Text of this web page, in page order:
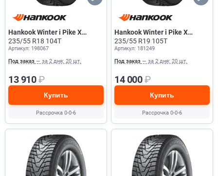
Hankook Winter i Pike X
W429A
235/55 R18 104T
Артикул: 198067
Под заказ — за 2 дня: 20 шт.
13 910₽
Купить
Рассрочка 0-0-6
Hankook Winter i Pike X
W429A
235/55 R19 105T
Артикул: 181249
Под заказ — за 2 дня: 20 шт.
14 000₽
Купить
Рассрочка 0-0-6